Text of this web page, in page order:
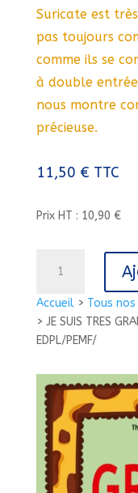
Accueil> Tous
> JE SUIS TRES
EDPL/PEMF/
Suricate est
pas toujours
comme ils se
à double
nous montre
précieuse.
11,50 € TTC
Prix HT : 10,90 €
JE
SUIS
TRES
SUIS
TRES
PETIT//ALBUM
EDPL/PEMF/